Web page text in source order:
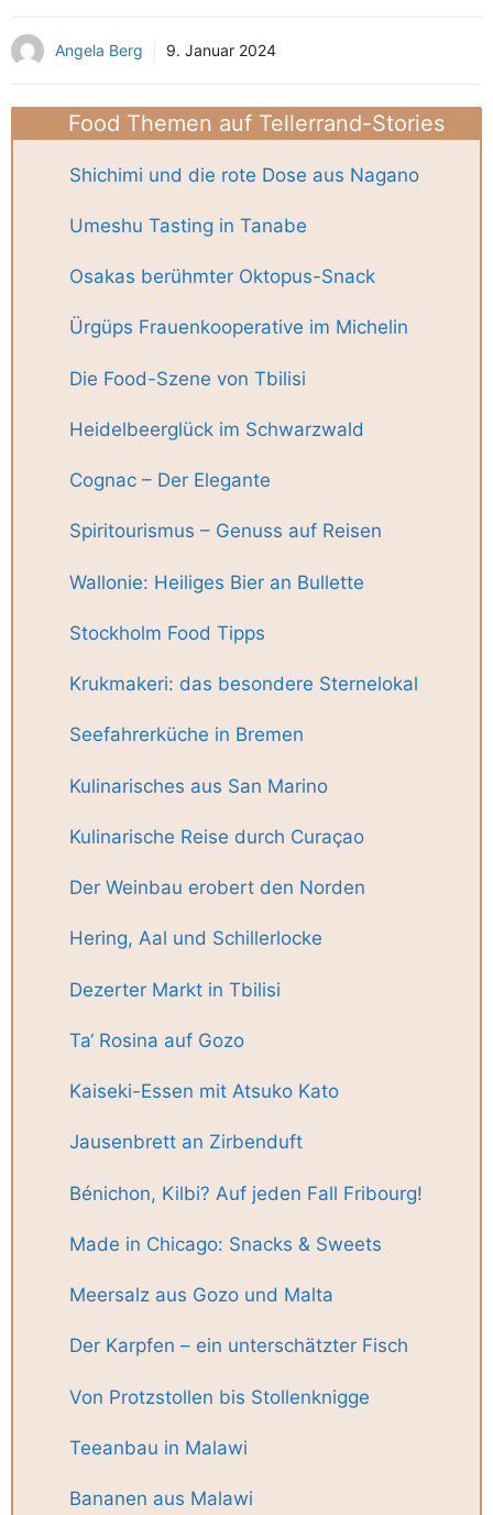
Angela Berg 9. Januar 2024
Food Themen auf Tellerrand-Stories
Shichimi und die rote Dose aus Nagano
Umeshu Tasting in Tanabe
Osakas berühmter Oktopus-Snack
Ürgüps Frauenkooperative im Michelin
Die Food-Szene von Tbilisi
Heidelbeerglück im Schwarzwald
Cognac – Der Elegante
Spiritourismus – Genuss auf Reisen
Wallonie: Heiliges Bier an Bullette
Stockholm Food Tipps
Krukmakeri: das besondere Sternelokal
Seefahrerküche in Bremen
Kulinarisches aus San Marino
Kulinarische Reise durch Curaçao
Der Weinbau erobert den Norden
Hering, Aal und Schillerlocke
Dezerter Markt in Tbilisi
Ta‘ Rosina auf Gozo
Kaiseki-Essen mit Atsuko Kato
Jausenbrett an Zirbenduft
Bénichon, Kilbi? Auf jeden Fall Fribourg!
Made in Chicago: Snacks & Sweets
Meersalz aus Gozo und Malta
Der Karpfen – ein unterschätzter Fisch
Von Protzstollen bis Stollenknigge
Teeanbau in Malawi
Bananen aus Malawi